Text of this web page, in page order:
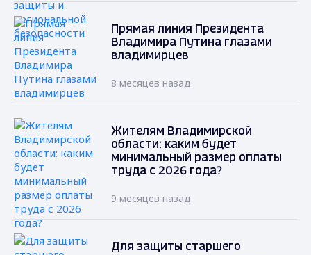
Прямая линия Президента
Владимира Путина глазами
владимирцев
8 месяцев назад
Жителям Владимирской
области: каким будет
минимальный размер оплаты
труда с 2026 года?
9 месяцев назад
Для защиты старшего